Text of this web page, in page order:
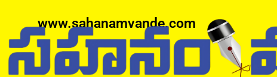
www.sahanamvande.com